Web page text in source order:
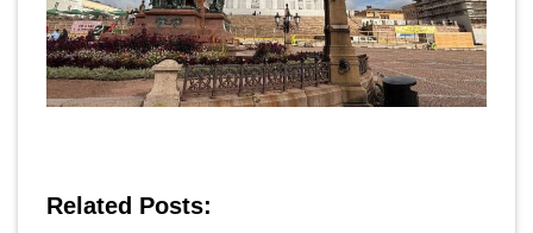
Related Posts: